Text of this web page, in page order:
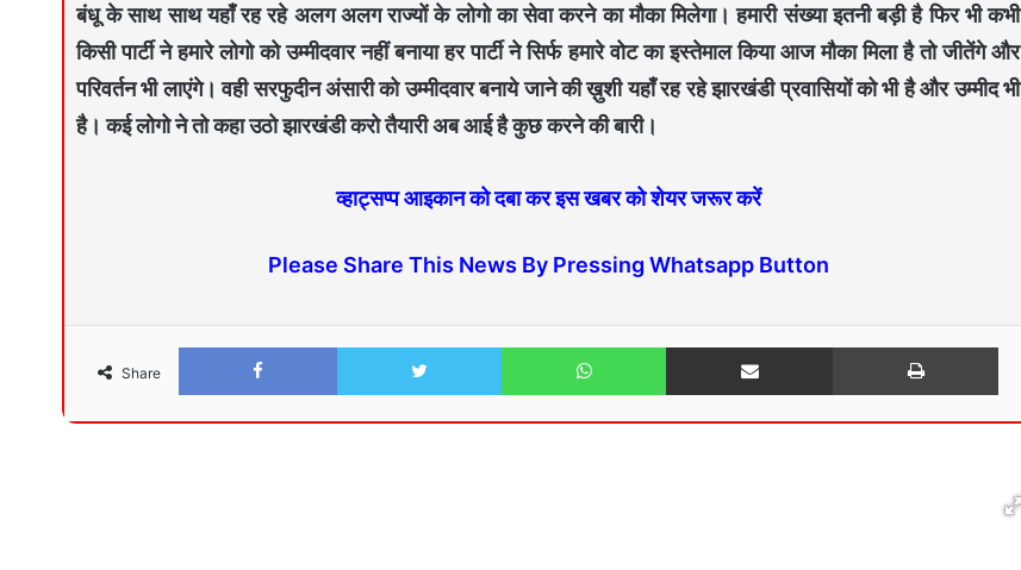
बंधू के साथ साथ यहाँ रह रहे अलग अलग राज्यों के लोगो का सेवा करने का मौका मिलेगा। हमारी संख्या इतनी बड़ी है फिर भी कभी
किसी पार्टी ने हमारे लोगो को उम्मीदवार नहीं बनाया हर पार्टी ने सिर्फ हमारे वोट का इस्तेमाल किया आज मौका मिला है तो जीतेंगे और
परिवर्तन भी लाएंगे। वही सरफुदीन अंसारी को उम्मीदवार बनाये जाने की ख़ुशी यहाँ रह रहे झारखंडी प्रवासियों को भी है और उम्मीद भी
है। कई लोगो ने तो कहा उठो झारखंडी करो तैयारी अब आई है कुछ करने की बारी।
व्हाट्सप्प आइकान को दबा कर इस खबर को शेयर जरूर करें
Please Share This News By Pressing Whatsapp Button
Share
Facebook Twitter WhatsApp Share via Email Print